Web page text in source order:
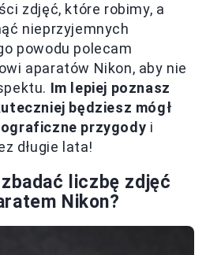
zdjęć, które robimy, a
nieprzyjemnych
powodu polecam
aparatów Nikon, aby nie
Im lepiej poznasz
będziesz mógł
przygody i
długie lata!
liczbę zdjęć
Nikon?